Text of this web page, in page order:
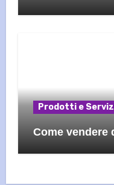
Prodotti e
Come vendere